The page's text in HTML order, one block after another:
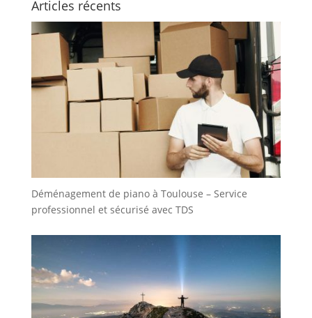
Articles récents
Déménagement de piano à Toulouse – Service
professionnel et sécurisé avec TDS